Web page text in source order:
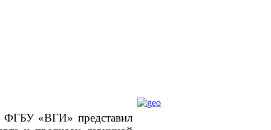
ФГБУ «ВГИ» представил